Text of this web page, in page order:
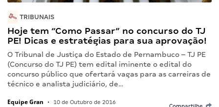
TRIBUNAIS
Hoje tem “Como Passar” no concurso do TJ
PE! Dicas e estratégias para sua aprovação!
O Tribunal de Justiça do Estado de Pernambuco – TJ PE
(Concurso do TJ PE) tem edital iminente o edital do
concurso público que ofertará vagas para as carreiras de
técnico e analista judiciário, de…
Equipe Gran • 10 de Outubro de 2016